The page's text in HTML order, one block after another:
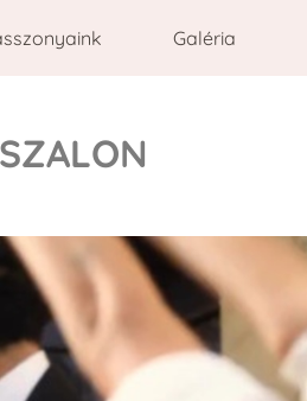
Galéria